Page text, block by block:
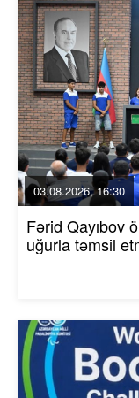
03.08.2026, 16:30
Fərid Qayıbov
uğurla təmsil